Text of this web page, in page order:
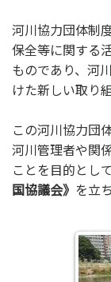
河川協力団体制
保全等に関する
ものであり、河
けた新しい取り
この河川協力団
河川管理者や関
ことを目的とし
国協議会》 を立